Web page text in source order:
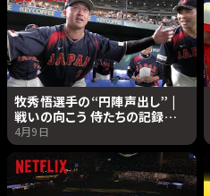
牧秀悟選手の“円陣声出し” |
戦いの向こう 侍たちの記録
2026 WORLD BASEBALL
CLASSIC | Netflix Japan
4月9日